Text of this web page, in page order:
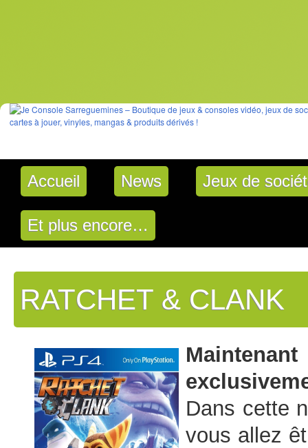
Accueil News Jeux de
Et plus encore…
RATCHET & CLANK
Dans cette
vous allez